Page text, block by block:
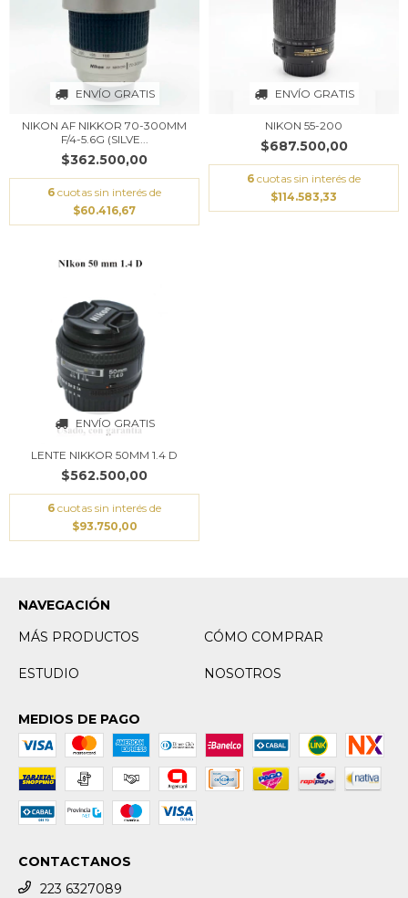
ENVÍO GRATIS
NIKON AF NIKKOR 70-300MM
F/4-5.6G (SILVE...
$362.500,00
6 cuotas sin interés de
$60.416,67
ENVÍO GRATIS
NIKON 55-200
$687.500,00
6 cuotas sin interés de
$114.583,33
ENVÍO GRATIS
LENTE NIKKOR 50MM 1.4 D
$562.500,00
6 cuotas sin interés de
$93.750,00
NAVEGACIÓN
MÁS PRODUCTOS
CÓMO COMPRAR
ESTUDIO NOSOTROS
MEDIOS DE PAGO
CONTACTANOS
223 6327089